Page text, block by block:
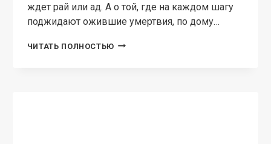
ждет рай или ад. А о той, где на каждом шагу
поджидают ожившие умертвия, по дому…
ЧИТАТЬ ПОЛНОСТЬЮ ГРАФ